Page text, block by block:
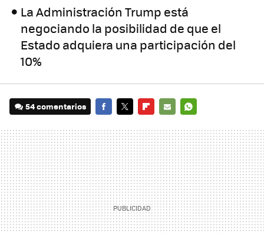
La Administración Trump está
negociando la posibilidad de que el
Estado adquiera una participación del
10%
54 comentarios
MAIL